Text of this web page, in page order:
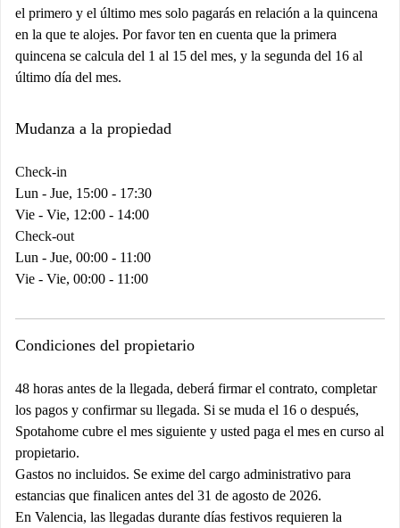
el primero y el último mes solo pagarás en relación a la quincena
en la que te alojes. Por favor ten en cuenta que la primera
quincena se calcula del 1 al 15 del mes, y la segunda del 16 al
último día del mes.
Mudanza a la propiedad
Check-in
Lun - Jue, 15:00 - 17:30
Vie - Vie, 12:00 - 14:00
Check-out
Lun - Jue, 00:00 - 11:00
Vie - Vie, 00:00 - 11:00
Condiciones del propietario
48 horas antes de la llegada, deberá firmar el contrato, completar
los pagos y confirmar su llegada. Si se muda el 16 o después,
Spotahome cubre el mes siguiente y usted paga el mes en curso al
propietario.
Gastos no incluidos. Se exime del cargo administrativo para
estancias que finalicen antes del 31 de agosto de 2026.
En Valencia, las llegadas durante días festivos requieren la